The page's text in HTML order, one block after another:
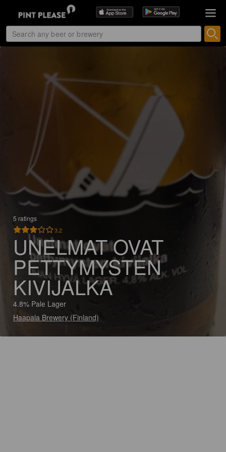
5 ratings
3.2
UNELMAT OVAT
PETTYMYSTEN
KIVIJALKA
4.8% Pale Lager
Haapala Brewery (Finland)